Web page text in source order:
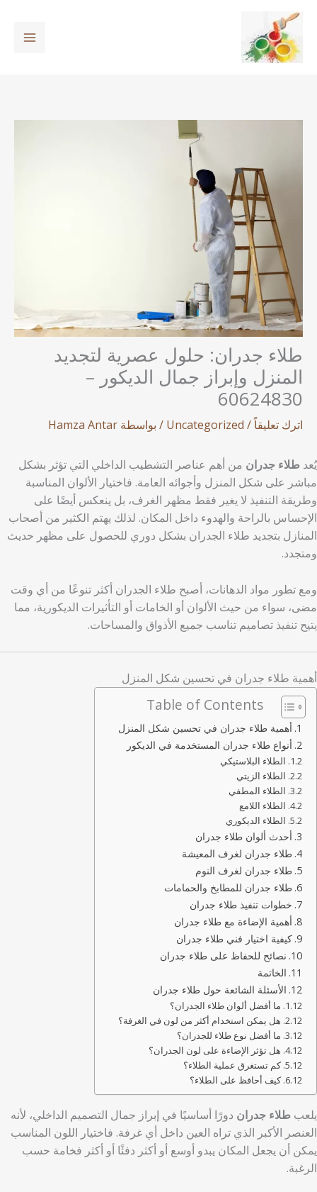
تخطي
المحتوى
طلاء جدران: حلول عصرية لتجديد
المنزل وإبراز جمال الديكور –
60624830
اترك تعليقاً/
Uncategorized / بواسطة Hamza Antar
يُعد طلاء جدران من أهم عناصر التشطيب الداخلي التي تؤثر بشكل
مباشر على شكل المنزل وأجوائه العامة. فاختيار الألوان المناسبة
وطريقة التنفيذ لا يغير فقط مظهر الغرف، بل ينعكس أيضًا على
الإحساس بالراحة والهدوء داخل المكان. لذلك يهتم الكثير من أصحاب
المنازل بتجديد طلاء الجدران بشكل دوري للحصول على مظهر حديث
ومتجدد.
ومع تطور مواد الدهانات، أصبح طلاء الجدران أكثر تنوعًا من أي وقت
مضى، سواء من حيث الألوان أو الخامات أو التأثيرات الديكورية، مما
يتيح تنفيذ تصاميم تناسب جميع الأذواق والمساحات.
أهمية طلاء جدران في تحسين شكل المنزل
Table of Contents
أهمية طلاء جدران في تحسين شكل المنزل
أنواع طلاء جدران المستخدمة في الديكور
الطلاء البلاستيكي
الطلاء الزيتي
الطلاء المطفي
الطلاء اللامع
الطلاء الديكوري
أحدث ألوان طلاء جدران
طلاء جدران لغرف المعيشة
طلاء جدران لغرف النوم
طلاء جدران للمطابخ والحمامات
خطوات تنفيذ طلاء جدران
أهمية الإضاءة مع طلاء جدران
كيفية اختيار فني طلاء جدران
نصائح للحفاظ على طلاء جدران
الخاتمة
الأسئلة الشائعة حول طلاء جدران
ما أفضل ألوان طلاء الجدران؟
هل يمكن استخدام أكثر من لون في الغرفة؟
ما أفضل نوع طلاء للجدران؟
هل تؤثر الإضاءة على لون الجدران؟
كم تستغرق عملية الطلاء؟
كيف أحافظ على الطلاء؟
يلعب طلاء جدران دورًا أساسيًا في إبراز جمال التصميم الداخلي، لأنه
العنصر الأكبر الذي تراه العين داخل أي غرفة. فاختيار اللون المناسب
يمكن أن يجعل المكان يبدو أوسع أو أكثر دفئًا أو أكثر فخامة حسب
الرغبة.